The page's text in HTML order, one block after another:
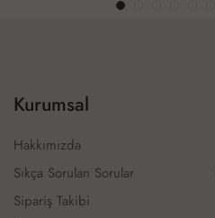
Kurumsal
Hakkımızda
Sıkça Sorulan Sorular
Sipariş Takibi